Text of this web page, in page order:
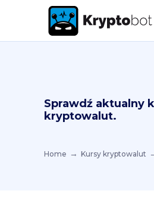
Sprawdź aktualny
kryptowalut.
Home Kursy kryptowalut